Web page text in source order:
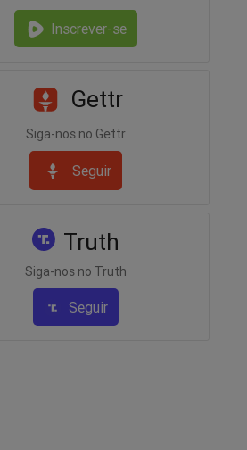
Inscrever-se
Gettr
Siga-nos no Gettr
Seguir
Truth
Siga-nos no Truth
Seguir